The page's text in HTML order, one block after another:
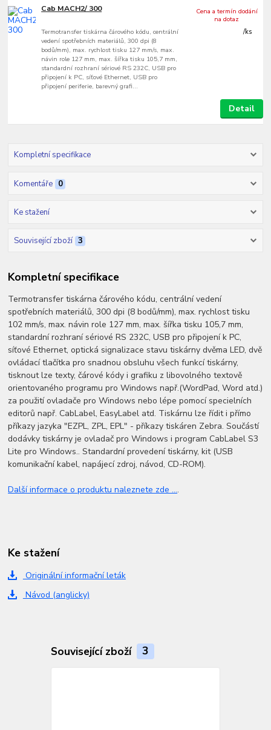
Cab MACH2/ 300
Termotransfer tiskárna čárového kódu, centrální
vedení spotřebních materiálů, 300 dpi (8
bodů/mm), max. rychlost tisku 127 mm/s, max.
návin role 127 mm, max. šířka tisku 105,7 mm,
standardní rozhraní sériové RS 232C, USB pro
připojení k PC, síťové Ethernet, USB pro
připojení periferie, barevný grafi...
/ks
Cena a termín dodání
na dotaz
Detail
Kompletní specifikace
Komentáře 0
Ke stažení
Související zboží 3
Kompletní specifikace
Termotransfer tiskárna čárového kódu, centrální vedení
spotřebních materiálů, 300 dpi (8 bodů/mm), max. rychlost tisku
102 mm/s, max. návin role 127 mm, max. šířka tisku 105,7 mm,
standardní rozhraní sériové RS 232C, USB pro připojení k PC,
síťové Ethernet, optická signalizace stavu tiskárny dvěma LED, dvě
ovládací tlačítka pro snadnou obsluhu všech funkcí tiskárny,
tisknout lze texty, čárové kódy i grafiku z libovolného textově
orientovaného programu pro Windows např.(WordPad, Word atd.)
za použití ovladače pro Windows nebo lépe pomocí specielních
editorů např. CabLabel, EasyLabel atd. Tiskárnu lze řídit i přímo
příkazy jazyka "EZPL, ZPL, EPL" - příkazy tiskáren Zebra. Součástí
dodávky tiskárny je ovladač pro Windows i program CabLabel S3
Lite pro Windows.. Standardní provedení tiskárny, kit (USB
komunikační kabel, napájecí zdroj, návod, CD-ROM).
Další informace o produktu naleznete zde ....
Ke stažení
Originální informační leták
Návod (anglicky)
Související zboží 3